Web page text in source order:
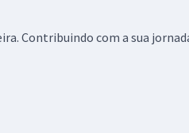
Contribuindo com a sua